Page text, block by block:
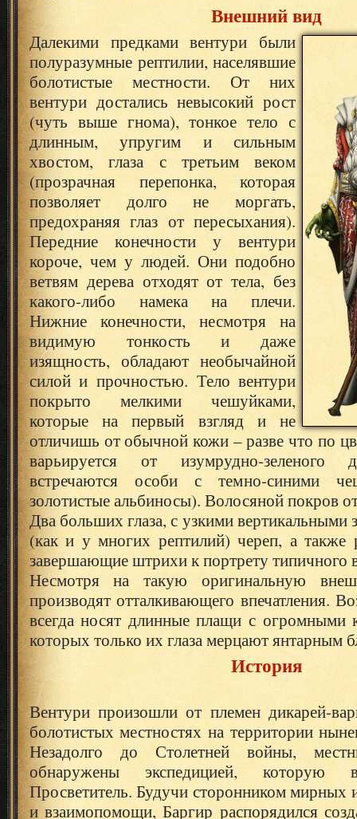
Внешний вид
Далекими предками вентури были
полуразумные рептилии, населявшие
болотистые местности. От них
вентури достались невысокий рост
(чуть выше гнома), тонкое тело с
длинным, упругим и сильным
хвостом, глаза с третьим веком
(прозрачная перепонка, которая
позволяет долго не моргать,
предохраняя глаз от пересыхания).
Передние конечности у вентури
короче, чем у людей. Они подобно
ветвям дерева отходят от тела, без
какого-либо намека на плечи.
Нижние конечности, несмотря на
видимую тонкость и даже
изящность, обладают необычайной
силой и прочностью. Тело вентури
покрыто мелкими чешуйками,
которые на первый взгляд и не
отличишь от обычной кожи – разве что по
варьируется от изумрудно-зеленого
встречаются особи с темно-синими
золотистые альбиносы). Волосяной покров
Два больших глаза, с узкими вертикальными
(как и у многих рептилий) череп, а также
завершающие штрихи к портрету типичного
Несмотря на такую оригинальную
производят отталкивающего впечатления.
всегда носят длинные плащи с
которых только их глаза мерцают янтарным
История
Вентури произошли от племен дикарей-
болотистых местностях на территории
Незадолго до Столетней войны,
обнаружены экспедицией, которую
Просветитель. Будучи сторонником мирных
и взаимопомощи, Баргир распорядился